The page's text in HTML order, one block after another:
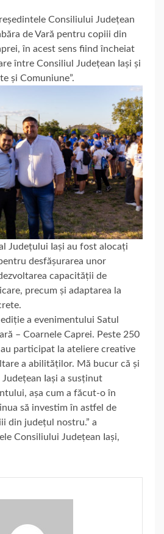
Consiliului Județean
de Vară pentru copiii din
în acest sens fiind încheiat
între Consiliul Județean Iași și
și Comuniune”.
Județului Iași au fost alocați
desfășurarea unor
capacității de
precum și adaptarea la
a evenimentului Satul
– Coarnele Caprei. Peste 250
participat la ateliere creative
a abilităților. Mă bucur că și
Iași a susținut
așa cum a făcut-o în
să investim în astfel de
din județul nostru.” a
Consiliului Județean Iași,